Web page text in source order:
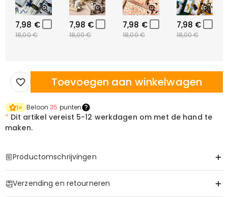
7,98 €
18,00 €
7,98 €
18,00 €
7,98 €
18,00 €
7,98 €
18,00 €
Toevoegen aan winkelwagen
1× Beloon35 punten
* Dit artikel vereist 5-12 werkdagen om met de hand te
maken.
Productomschrijvingen
Verzending en retourneren